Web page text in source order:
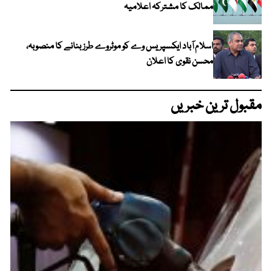
ممالک کا مشترکہ اعلامیہ
اسلام آباد ایکسپریس وے کو موٹروے طرز بنانے کا منصوبہ،
محسن نقوی کا اعلان
مقبول ترین خبریں